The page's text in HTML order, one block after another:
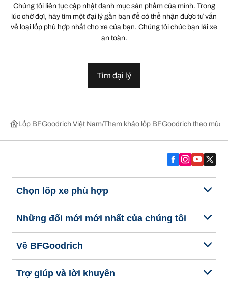
Chúng tôi liên tục cập nhật danh mục sản phẩm của mình. Trong
lúc chờ đợi, hãy tìm một đại lý gần bạn để có thể nhận được tư vấn
về loại lốp phù hợp nhất cho xe của bạn. Chúng tôi chúc bạn lái xe
an toàn.
Tìm đại lý
Lốp BFGoodrich Việt Nam Tham khảo lốp BFGoodrich theo
Chọn lốp xe phù hợp
Những đổi mới mới nhất của chúng tôi
Về BFGoodrich
Trợ giúp và lời khuyên